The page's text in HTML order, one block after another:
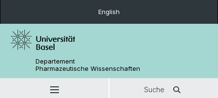
English
Departement
Pharmazeutische Wissenschaften
Suche